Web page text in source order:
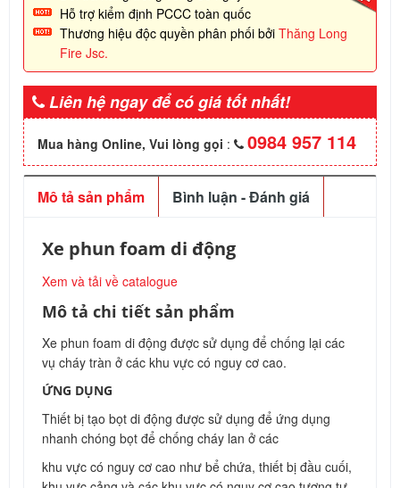
Hỗ trợ kiểm định PCCC toàn quốc
Thương hiệu độc quyền phân phối bởi Thăng Long
Fire Jsc.
Liên hệ ngay để có giá tốt nhất!
Mua hàng Online, Vui lòng gọi : 0984 957 114
Mô tả sản phẩm Bình luận - Đánh giá
Xe phun foam di động
Xem và tải về catalogue
Mô tả chi tiết sản phẩm
Xe phun foam di động được sử dụng để chống lại các
vụ cháy tràn ở các khu vực có nguy cơ cao.
ỨNG DỤNG
Thiết bị tạo bọt di động được sử dụng để ứng dụng
nhanh chóng bọt để chống cháy lan ở các
khu vực có nguy cơ cao như bể chứa, thiết bị đầu cuối,